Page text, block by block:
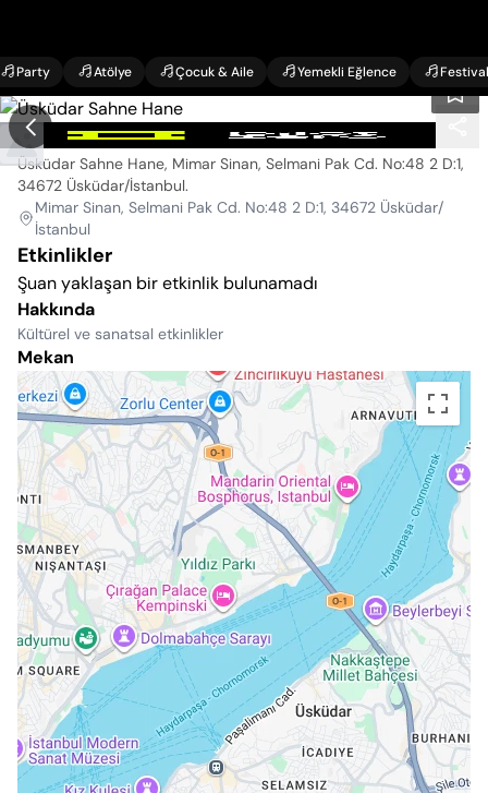
Party Atölye Çocuk & Aile Yemekli Eğlence Festival
Üsküdar Sahne Hane
Üsküdar Sahne Hane, Mimar Sinan, Selmani Pak Cd. No:48 2 D:1,
34672 Üsküdar/İstanbul.
Mimar Sinan, Selmani Pak Cd. No:48 2 D:1, 34672 Üsküdar/
İstanbul
Etkinlikler
Şuan yaklaşan bir etkinlik bulunamadı
Hakkında
Kültürel ve sanatsal etkinlikler
Mekan